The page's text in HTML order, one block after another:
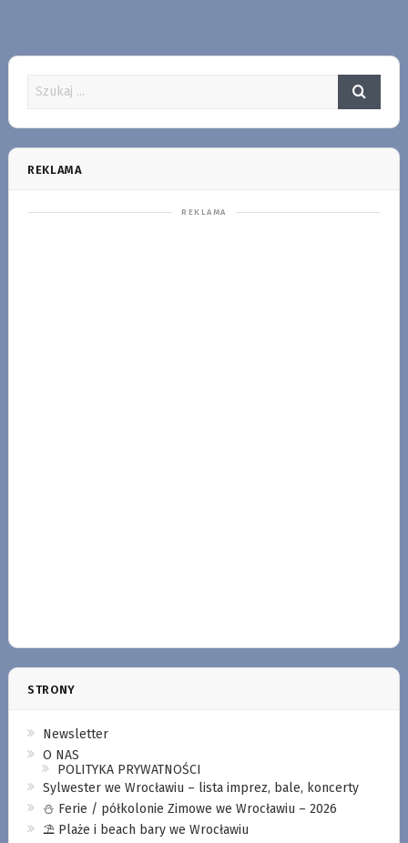
REKLAMA
STRONY
Newsletter
O NAS
POLITYKA PRYWATNOŚCI
Sylwester we Wrocławiu – lista imprez, bale, koncerty
⛄️ Ferie / półkolonie Zimowe we Wrocławiu – 2026
⛱️ Plaże i beach bary we Wrocławiu